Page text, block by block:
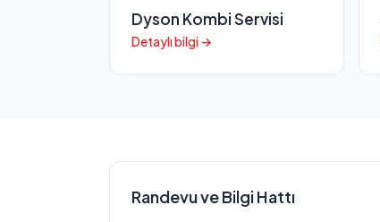
Dyson Kombi Servisi
Detaylı bilgi →
Randevu ve Bilgi Hattı